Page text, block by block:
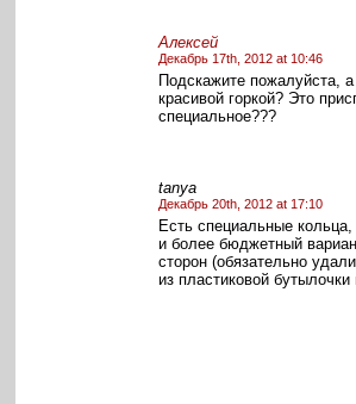
Алексей
Декабрь 17th, 2012 at 10:46
Подскажите пожалуйста,
красивой горкой? Это
специальное???
tanya
Декабрь 20th, 2012 at 17:10
Есть специальные
и более бюджетный
сторон (обязательно
из пластиковой